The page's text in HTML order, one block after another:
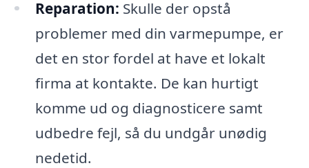
Reparation: Skulle der opstå
problemer med din varmepumpe, er
det en stor fordel at have et lokalt
firma at kontakte. De kan hurtigt
komme ud og diagnosticere samt
udbedre fejl, så du undgår unødig
nedetid.